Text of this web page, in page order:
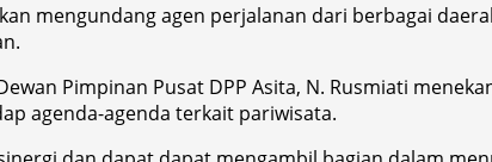
mengundang agen perjalanan dari berbagai
Pimpinan Pusat DPP Asita, N. Rusmiati
agenda-agenda terkait pariwisata.